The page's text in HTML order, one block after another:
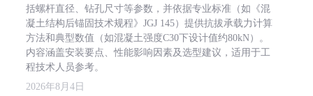
括螺杆直径、钻孔尺寸等参数，并依据专业标准（如《混
凝土结构后锚固技术规程》JGJ 145）提供抗拔承载力计算
方法和典型数值（如混凝土强度C30下设计值约80kN）。
内容涵盖安装要点、性能影响因素及选型建议，适用于工
程技术人员参考。
2026年8月4日